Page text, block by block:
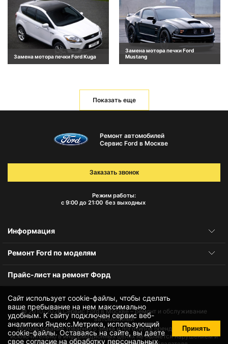
Замена мотора печки Ford Kuga
Замена мотора печки Ford
Mustang
Показать еще
Сайт использует cookie-файлы, чтобы сделать
ваше пребывание на нем максимально
удобным. К cайту подключен сервис веб-
аналитики Яндекс.Метрика, использующий
cookie-файлы. Оставаясь на сайте, вы даете
своесогласие на обработку персональных
Принять
Ремонт автомобилей
Сервис Ford в Москве
Режим работы:
с 9:00 до 21:00 без выходных
Заказать звонок
Информация
Ремонт Ford по моделям
Прайс-лист на ремонт Форд
© 2010-2026Сервис Ford в Москве – ремонт и обслуживание
автомобилей
Использование товарного знака и логотипов бренда происходит
исключительно в информационных целях не является нарушением и